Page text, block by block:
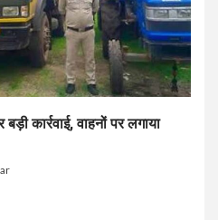
कार्रवाई, वाहनों पर लगाया